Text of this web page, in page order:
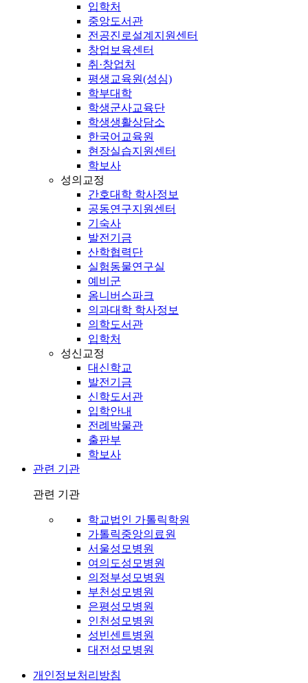
입학처
중앙도서관
전공진로설계지원센터
창업보육센터
취·창업처
평생교육원(성심)
학부대학
학생군사교육단
학생생활상담소
한국어교육원
현장실습지원센터
학보사
성의교정
간호대학 학사정보
공동연구지원센터
기숙사
발전기금
산학협력단
실험동물연구실
예비군
옴니버스파크
의과대학 학사정보
의학도서관
입학처
성신교정
대신학교
발전기금
신학도서관
입학안내
전례박물관
출판부
학보사
관련 기관
관련 기관
학교법인 가톨릭학원
가톨릭중앙의료원
서울성모병원
여의도성모병원
의정부성모병원
부천성모병원
은평성모병원
인천성모병원
성빈센트병원
대전성모병원
개인정보처리방침